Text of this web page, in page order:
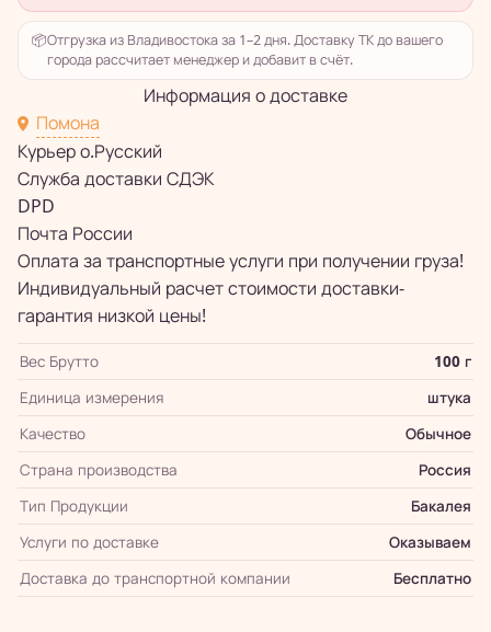
📦Отгрузка из Владивостока за 1–2 дня. Доставку ТК до вашего
города рассчитает менеджер и добавит в счёт.
Информация о доставке
Помона
Курьер о.Русский
Служба доставки СДЭК
DPD
Почта России
Оплата за транспортные услуги при получении груза!
Индивидуальный расчет стоимости доставки-
гарантия низкой цены!
Вес Брутто
100 г
Единица измерения
штука
Качество
Обычное
Страна производства
Россия
Тип Продукции
Бакалея
Услуги по доставке
Оказываем
Доставка до транспортной компании
Бесплатно